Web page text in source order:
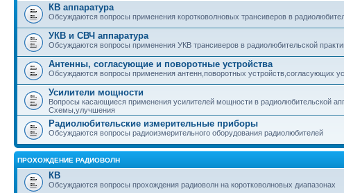
КВ аппаратура
Обсуждаются вопросы применения коротковолновых трансиверов в
УКВ и СВЧ аппаратура
Обсуждаются вопросы применения УКВ трансиверов в радиолюбительской
Антенны, согласующие и поворотные устройства
Обсуждаются вопросы применения антенн,поворотных устройств,согласующих
Усилители мощности
Вопросы касающиеся применения усилителей мощности в радиолюбительской
Схемы,улучшения
Радиолюбительские измерительные приборы
Обсуждаются вопросы радиоизмерительного оборудования радиолюбителей
ПРОХОЖДЕНИЕ РАДИОВОЛН
КВ
Обсуждаются вопросы прохождения радиоволн на коротковолновых диапазонах